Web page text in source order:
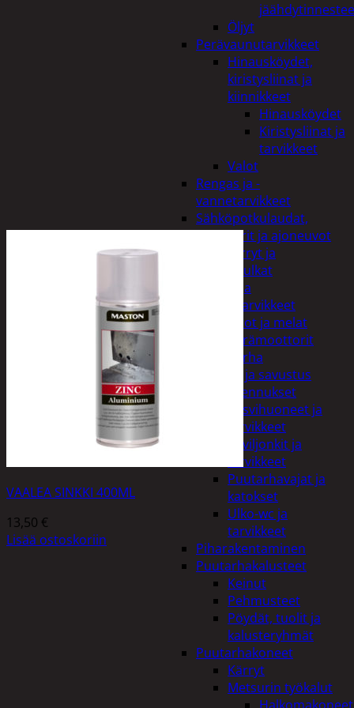
Öljyt
Perävaunutarvikkeet
Hinausköydet,
kiristysliinat ja
kiinnikkeet
Hinausköydet
Kiristysliinat ja
tarvikkeet
Valot
Rengas ja -
vannetarvikkeet
Sähköpotkulaudat,
skootterit ja ajoneuvot
Tukkikärryt ja
juontopulkat
Veneet ja
veneilytarvikkeet
Airot ja melat
Perämoottorit
Piha ja puutarha
Grillaus ja savustus
Piharakennukset
Kasvihuoneet ja
tarvikkeet
Paviljonkit ja
tarvikkeet
Puutarhavajat ja
katokset
Ulko-wc ja
tarvikkeet
Piharakentaminen
Puutarhakalusteet
Keinut
Pehmusteet
Pöydät, tuolit ja
kalusteryhmät
Puutarhakoneet
Kärryt
Metsurin työkalut
VAALEA SINKKI 400ML
13,50 €
Lisää ostoskoriin